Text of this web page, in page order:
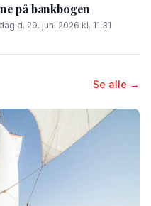
på bankbogen
d. 29. juni 2026 kl. 11.31
Se alle →